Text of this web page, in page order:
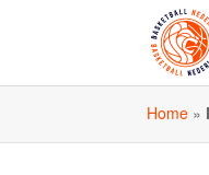
Home »